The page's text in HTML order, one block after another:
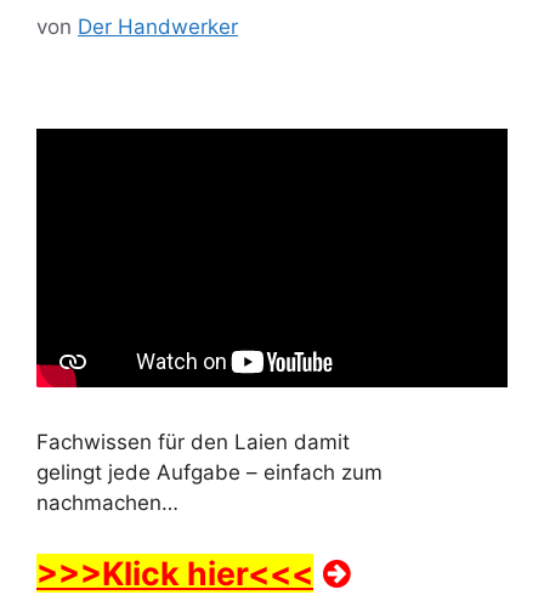
von Der Handwerker
Fachwissen für den Laien damit
gelingt jede Aufgabe – einfach zum
nachmachen…
>>>Klick hier<<<